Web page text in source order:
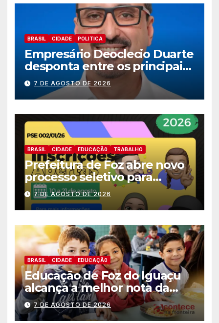
BRASIL CIDADE POLITICA
Empresário Deoclecio Duarte
desponta entre os principais
nomes do União Brasil para
deputado estadual
7 DE AGOSTO DE 2026
BRASIL CIDADE EDUCAÇÃ0 TRABALHO
Prefeitura de Foz abre novo
processo seletivo para
estagiários
7 DE AGOSTO DE 2026
BRASIL CIDADE EDUCAÇÃ0
Educação de Foz do Iguaçu
alcança a melhor nota da
história no IDEB
7 DE AGOSTO DE 2026